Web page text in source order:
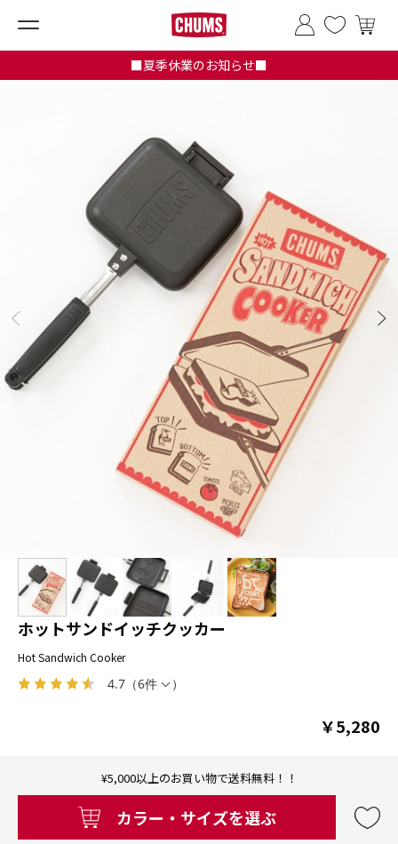
■夏季休業のお知らせ■
4.7 （6件 ）
ホットサンドイッチクッカー
Hot Sandwich Cooker
￥5,280
¥5,000以上のお買い物で送料無料！！
カラー・サイズを選ぶ